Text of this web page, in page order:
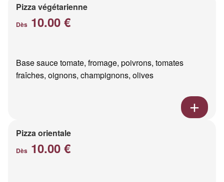
Pizza végétarienne
Dès 10.00 €
Base sauce tomate, fromage, poivrons, tomates
fraîches, oignons, champignons, olives
Pizza orientale
Dès 10.00 €